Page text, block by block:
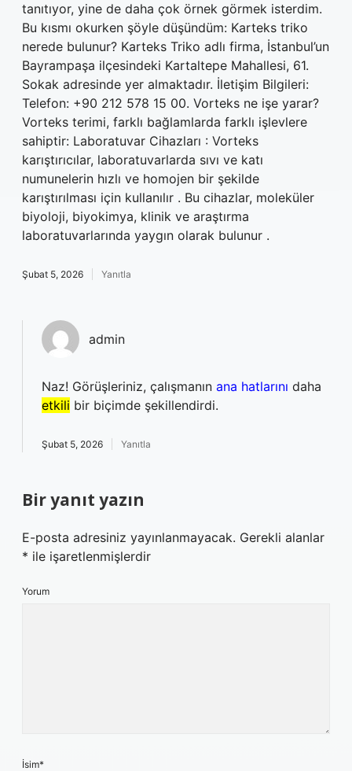
tanıtıyor, yine de daha çok örnek görmek isterdim.
Bu kısmı okurken şöyle düşündüm: Karteks triko
nerede bulunur? Karteks Triko adlı firma, İstanbul’un
Bayrampaşa ilçesindeki Kartaltepe Mahallesi, 61.
Sokak adresinde yer almaktadır. İletişim Bilgileri:
Telefon: +90 212 578 15 00. Vorteks ne işe yarar?
Vorteks terimi, farklı bağlamlarda farklı işlevlere
sahiptir: Laboratuvar Cihazları : Vorteks
karıştırıcılar, laboratuvarlarda sıvı ve katı
numunelerin hızlı ve homojen bir şekilde
karıştırılması için kullanılır . Bu cihazlar, moleküler
biyoloji, biyokimya, klinik ve araştırma
laboratuvarlarında yaygın olarak bulunur .
Şubat 5, 2026 Yanıtla
admin
Naz! Görüşleriniz, çalışmanın ana hatlarını daha
etkili bir biçimde şekillendirdi.
Şubat 5, 2026 Yanıtla
Bir yanıt yazın
E-posta adresiniz yayınlanmayacak. Gerekli alanlar
* ile işaretlenmişlerdir
Yorum
İsim*